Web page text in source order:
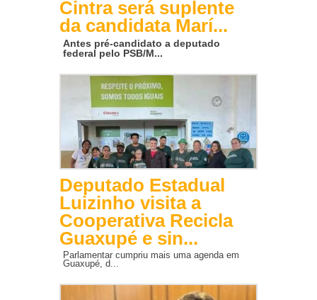
Cintra será suplente
da candidata Marí...
Antes pré-candidato a deputado
federal pelo PSB/M...
Deputado Estadual
Luizinho visita a
Cooperativa Recicla
Guaxupé e sin...
Parlamentar cumpriu mais uma agenda em
Guaxupé, d...